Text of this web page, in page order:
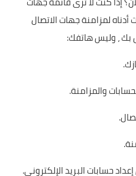
أدناه لمزامنة جهات الاتصال